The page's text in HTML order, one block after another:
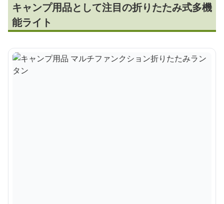
キャンプ用品として注目の折りたたみ式多機
能ライト